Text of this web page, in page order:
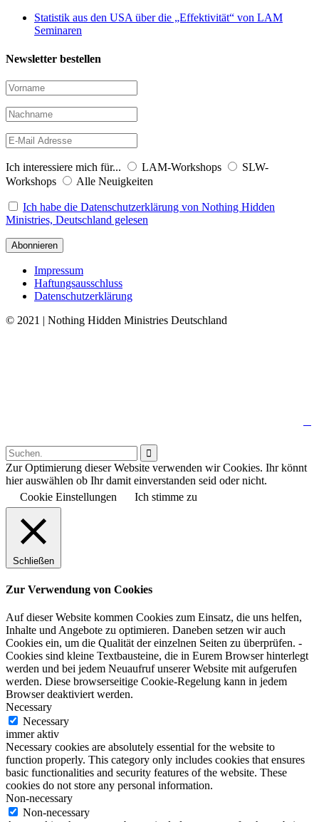
Statistik aus den USA über die „Effektivität“ von LAM
Seminaren
Newsletter bestellen
Ich interessiere mich für... LAM-Workshops
SLW-
Workshops
Alle Neuigkeiten
Ich habe die Datenschutzerklärung von Nothing Hidden
Ministries, Deutschland gelesen
Impressum
Haftungsausschluss
Datenschutzerklärung
© 2021 | Nothing Hidden Ministries Deutschland

Zur Optimierung dieser Website verwenden wir Cookies. Ihr könnt
hier auswählen ob Ihr damit einverstanden seid oder nicht.
Cookie Einstellungen
Ich stimme zu
Schließen
Zur Verwendung von Cookies
Auf dieser Website kommen Cookies zum Einsatz, die uns helfen,
Inhalte und Angebote zu optimieren. Daneben setzen wir auch
Cookies ein, um die Qualität der einzelnen Seiten zu überprüfen. -
Cookies sind kleine Textbausteine, die in Eurem Browser hinterlegt
werden und bei jedem Neuaufruf unserer Website mit aufgerufen
werden. Diese browserseitige Cookie-Regelung kann in jedem
Browser deaktiviert werden.
Necessary
Necessary
immer aktiv
Necessary cookies are absolutely essential for the website to
function properly. This category only includes cookies that ensures
basic functionalities and security features of the website. These
cookies do not store any personal information.
Non-necessary
Non-necessary